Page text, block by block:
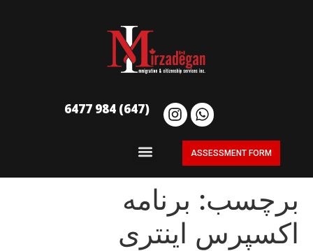
(647) 984 6477
ASSESSMENT FORM
برچسب: برنامه
اکسپرس اینتری